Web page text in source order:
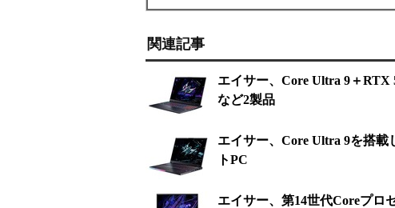
関連記事
エイサー、Core Ultra 9＋RTX
など2製品
エイサー、Core Ultra 9を搭載
トPC
エイサー、第14世代Coreプロ